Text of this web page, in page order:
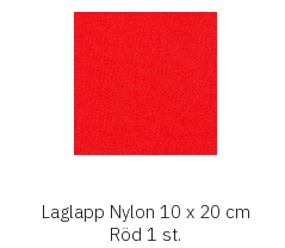
Laglapp Nylon 10 x 20 cm
Röd 1 st.